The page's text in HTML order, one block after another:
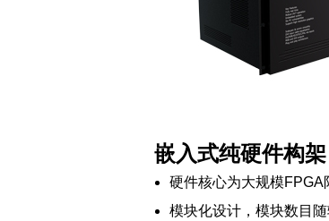
嵌入式纯硬件构架
硬件核心为大规模
模块化设计，模块数目